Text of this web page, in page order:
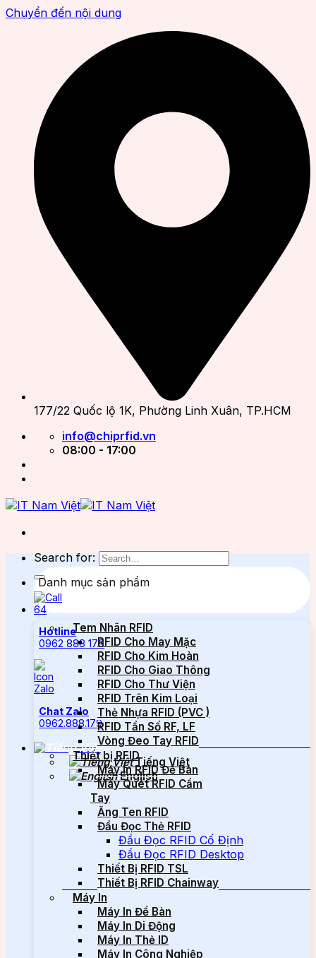
Chuyển đến nội dung
177/22 Quốc lộ 1K, Phường Linh Xuân, TP.HCM
info@chiprfid.vn
08:00 - 17:00
Search for:
Hotline
0962 888 179
Chat Zalo
0962.888.179
Tiếng Việt
English
Danh mục sản phẩm
Tem Nhãn RFID
RFID Cho May Mặc
RFID Cho Kim Hoàn
RFID Cho Giao Thông
RFID Cho Thư Viện
RFID Trên Kim Loại
Thẻ Nhựa RFID (PVC )
RFID Tần Số RF, LF
Vòng Đeo Tay RFID
Thiết bị RFID
Máy In RFID Để Bàn
Máy Quét RFID Cầm
Tay
Ăng Ten RFID
Đầu Đọc Thẻ RFID
Đầu Đọc RFID Cố Định
Đầu Đọc RFID Desktop
Thiết Bị RFID TSL
Thiết Bị RFID Chainway
Máy In
Máy In Để Bàn
Máy In Di Động
Máy In Thẻ ID
Máy In Công Nghiệp